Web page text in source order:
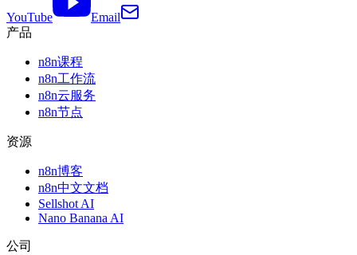
YouTube
Email
产品
n8n课程
n8n工作流
n8n云服务
n8n节点
资源
n8n博客
n8n中文文档
Sellshot AI
Nano Banana AI
公司